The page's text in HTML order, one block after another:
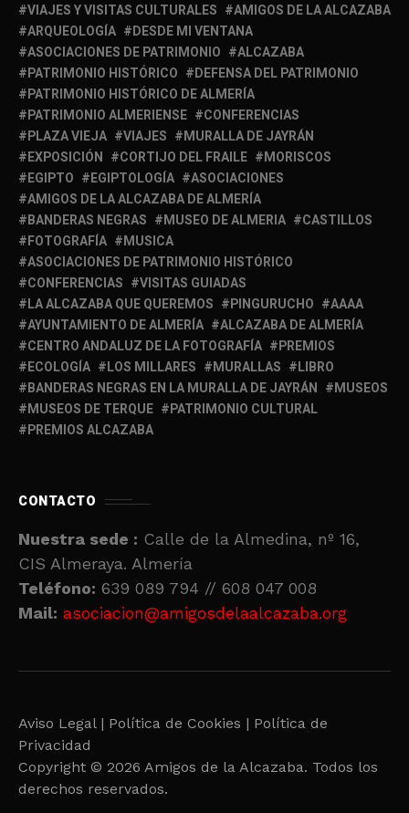
VIAJES Y VISITAS CULTURALES
AMIGOS DE LA ALCAZABA
ARQUEOLOGÍA
DESDE MI VENTANA
ASOCIACIONES DE PATRIMONIO
ALCAZABA
PATRIMONIO HISTÓRICO
DEFENSA DEL PATRIMONIO
PATRIMONIO HISTÓRICO DE ALMERÍA
PATRIMONIO ALMERIENSE
CONFERENCIAS
PLAZA VIEJA
VIAJES
MURALLA DE JAYRÁN
EXPOSICIÓN
CORTIJO DEL FRAILE
MORISCOS
EGIPTO
EGIPTOLOGÍA
ASOCIACIONES
AMIGOS DE LA ALCAZABA DE ALMERÍA
BANDERAS NEGRAS
MUSEO DE ALMERIA
CASTILLOS
FOTOGRAFÍA
MUSICA
ASOCIACIONES DE PATRIMONIO HISTÓRICO
CONFERENCIAS
VISITAS GUIADAS
LA ALCAZABA QUE QUEREMOS
PINGURUCHO
AAAA
AYUNTAMIENTO DE ALMERÍA
ALCAZABA DE ALMERÍA
CENTRO ANDALUZ DE LA FOTOGRAFÍA
PREMIOS
ECOLOGÍA
LOS MILLARES MURALLAS
LIBRO
BANDERAS NEGRAS EN LA MURALLA DE JAYRÁN
MUSEOS
MUSEOS DE TERQUE
PATRIMONIO CULTURAL
PREMIOS ALCAZABA
CONTACTO
Nuestra sede : Calle de la Almedina, nº 16,
CIS Almeraya. Almería
Teléfono: 639 089 794 // 608 047 008
Mail: asociacion@amigosdelaalcazaba.org
Aviso Legal | Política de Cookies | Política de
Privacidad
Copyright © 2026 Amigos de la Alcazaba. Todos los
derechos reservados.